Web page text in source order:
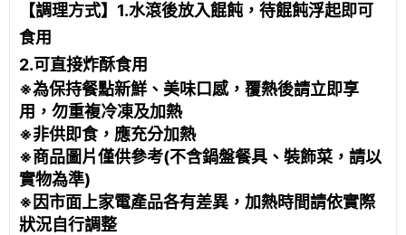
【調理方式】1.水滾後放入餛飩，待餛飩浮起即可
食用
2.可直接炸酥食用
※為保持餐點新鮮、美味口感，覆熱後請立即享
用，勿重複冷凍及加熱
※非供即食，應充分加熱
※商品圖片僅供參考(不含鍋盤餐具、裝飾菜，請以
實物為準)
※因市面上家電產品各有差異，加熱時間請依實際
狀況自行調整